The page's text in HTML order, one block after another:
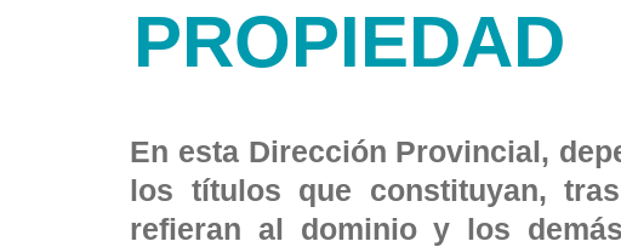
PROPIEDAD
En esta Dirección Provincial,
los títulos que constituyan,
refieran al dominio y los